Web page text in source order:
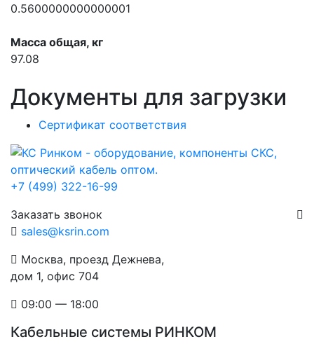
0.5600000000000001
Масса общая, кг
97.08
Документы для загрузки
Сертификат соответствия
+7 (499) 322-16-99
Заказать звонок
sales@ksrin.com
Москва, проезд Дежнева,
дом 1, офис 704
09:00 — 18:00
Кабельные системы РИНКОМ